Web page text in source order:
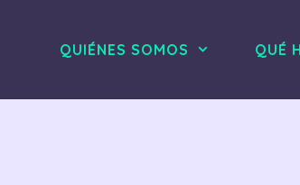
QUIÉNES SOMOS QUÉ